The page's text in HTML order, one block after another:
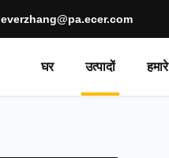
everzhang@pa.ecer.com
घर उत्पादों